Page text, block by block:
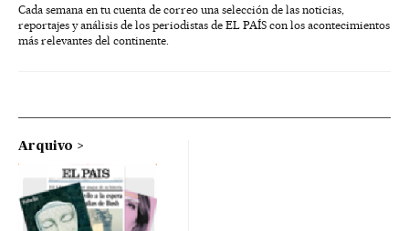
Cada semana en tu cuenta de correo una selección de las noticias,
reportajes y análisis de los periodistas de EL PAÍS con los acontecimientos
más relevantes del continente.
Arquivo